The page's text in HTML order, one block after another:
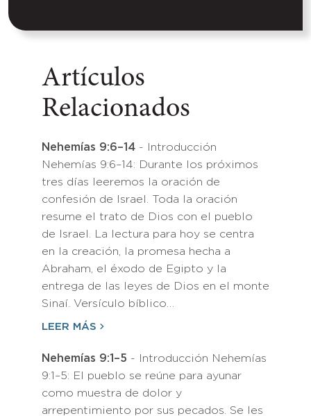
Artículos
Relacionados
Nehemías 9:6–14 - Introducción
Nehemías 9:6–14: Durante los próximos
tres días leeremos la oración de
confesión de Israel. Toda la oración
resume el trato de Dios con el pueblo
de Israel. La lectura para hoy se centra
en la creación, la promesa hecha a
Abraham, el éxodo de Egipto y la
entrega de las leyes de Dios en el monte
Sinaí. Versículo bíblico…
LEER MÁS
Nehemías 9:1–5 - Introducción Nehemías
9:1–5: El pueblo se reúne para ayunar
como muestra de dolor y
arrepentimiento por sus pecados. Se les